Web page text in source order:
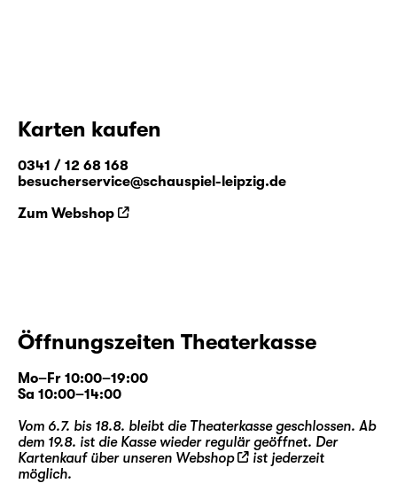
Karten kaufen
0341 / 12 68 168
besucherservice@schauspiel-leipzig.de
Zum Webshop
Öffnungszeiten Theaterkasse
Mo–Fr 10:00–19:00
Sa 10:00–14:00
Vom 6.7. bis 18.8. bleibt die Theaterkasse geschlossen. Ab
dem 19.8. ist die Kasse wieder regulär geöffnet. Der
Kartenkauf über unseren Webshop
ist jederzeit
möglich.